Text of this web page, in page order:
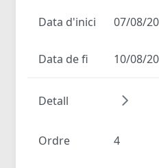
Data d'inici 07/08/
Data de fi 10/08/
Detall
Ordre 4